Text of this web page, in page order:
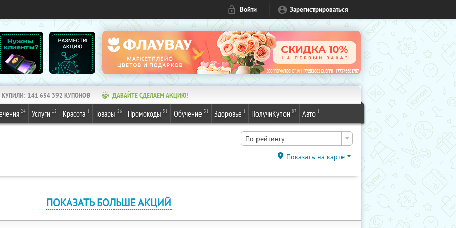
Войти Зарегистрироваться
КУПИЛИ: 141 654 392 КУПОНОВ ДАВАЙТЕ СДЕЛАЕМ АКЦИЮ!
24 Услуги 12 Красота 1 Товары 26 Промокоды 51 Обучение 31 Здоровье 1 ПолучиКупон 87 Авто 1
По рейтингу
Показать на карте
ПОКАЗАТЬ БОЛЬШЕ АКЦИЙ